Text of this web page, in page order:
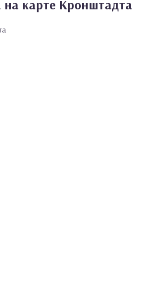
карте Кронштадта